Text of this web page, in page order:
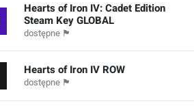
Hearts of Iron IV: Cadet Edition
Steam Key GLOBAL
dostępne 🏴
Hearts of Iron IV ROW
dostępne 🏴